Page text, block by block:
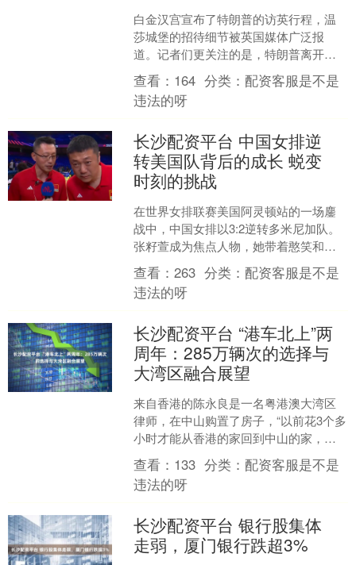
白金汉宫宣布了特朗普的访英行程，温
莎城堡的招待细节被英国媒体广泛报
道。记者们更关注的是，特朗普离开英
国后是否会直飞中国。这种猜测并非没
有根据。不久前长沙配资平台....
查看： 164 分类：配资客服是不是
违法的呀
长沙配资平台 中国女排逆
转美国队背后的成长 蜕变
时刻的挑战
在世界女排联赛美国阿灵顿站的一场鏖
战中，中国女排以3:2逆转多米尼加队。
张籽萱成为焦点人物，她带着憨笑和质
朴的话语长沙配资平台，表达了对领导
和教练的感谢以及与队....
查看：263 分类：配资客服是不是
违法的呀
长沙配资平台 “港车北上”两
周年：285万辆次的选择与
大湾区融合展望
来自香港的陈永良是一名粤港澳大湾区
律师，在中山购置了房子，“以前花3个多
小时才能从香港的家回到中山的家，自
从‘港车北上’政策实施后，两个小时内就
到了。” 7月1....
查看： 133 分类：配资客服是不是
违法的呀
长沙配资平台 银行股集体
走弱，厦门银行跌超3%